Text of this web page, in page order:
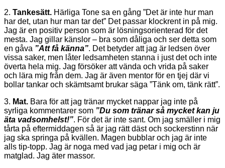
2. Tankesätt. Härliga Tone sa en gång ”Det är inte hur man
har det, utan hur man tar det” Det passar klockrent in på mig.
Jag är en positiv person som är lösningsorienterad för det
mesta. Jag gillar känslor – bra som dåliga och ser detta som
en gåva ”Att få känna”. Det betyder att jag är ledsen över
vissa saker, men låter ledsamheten stanna i just det och inte
överta hela mig. Jag försöker att vända och vrida på saker
och lära mig från dem. Jag är även mentor för en tjej där vi
bollar tankar och skämtsamt brukar säga ”Tänk om, tänk rätt”.
3. Mat. Bara för att jag tränar mycket nappar jag inte på
syrliga kommentarer som ”Du som tränar så mycket kan ju
äta vadsomhelst!”. För det är inte sant. Om jag smäller i mig
tårta på eftermiddagen så är jag rätt däst och sockerstinn när
jag ska springa på kvällen. Magen bubblar och jag är inte
alls tip-topp. Jag är noga med vad jag petar i mig och är
matglad. Jag äter massor.